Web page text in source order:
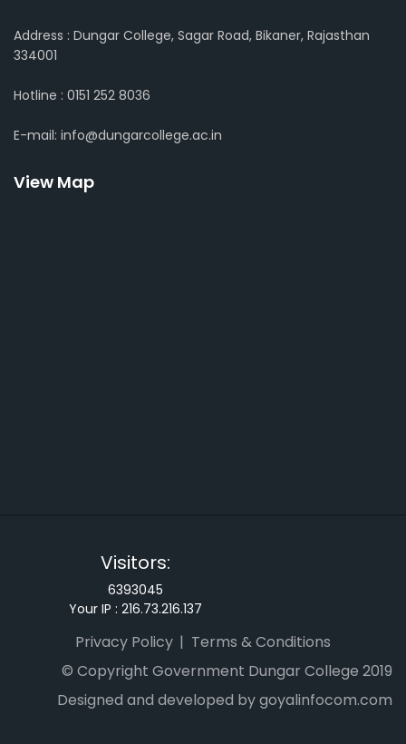
Address : Dungar College, Sagar Road, Bikaner, Rajasthan
334001
Hotline : 0151 252 8036
E-mail: info@dungarcollege.ac.in
View Map
Visitors:
6393045
Your IP : 216.73.216.137
Privacy Policy
Terms & Conditions
© Copyright Government Dungar College 2019
Designed and developed by goyalinfocom.com